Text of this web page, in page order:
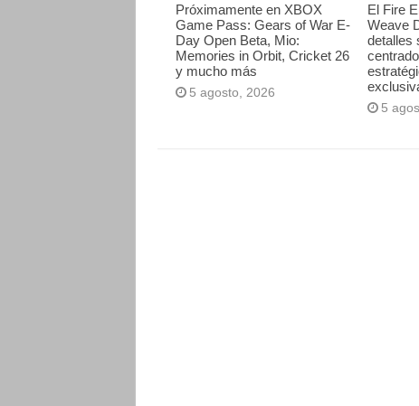
Próximamente en XBOX
Game Pass: Gears of War E-
Day Open Beta, Mio:
Memories in Orbit, Cricket 26
y mucho más
5 agosto, 2026
El Fire
Weave
detalles
5